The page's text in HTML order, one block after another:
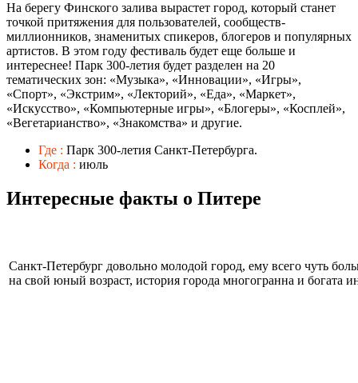
На берегу Финского залива вырастет город, который станет
точкой притяжения для пользователей, сообществ-
миллионников, знаменитых спикеров, блогеров и популярных
артистов. В этом году фестиваль будет еще больше и
интереснее! Парк 300-летия будет разделен на 20
тематических зон: «Музыка», «Инновации», «Игры»,
«Спорт», «Экстрим», «Лекторий», «Еда», «Маркет»,
«Искусство», «Компьютерные игры», «Блогеры», «Косплей»,
«Вегетарианство», «Знакомства» и другие.
Где : Парк 300-летия Санкт-Петербурга.
Когда : июль
Интересные факты о Питере
Санкт-Петербург довольно молодой город, ему всего чуть
на свой юный возраст, история города многогранна и богата